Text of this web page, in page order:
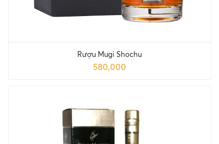
Rượu Mugi Shochu
580,000